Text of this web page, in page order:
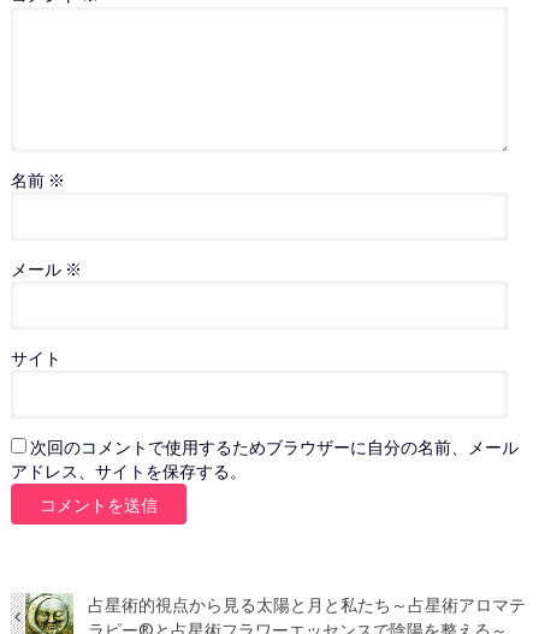
名前 ※
メール ※
サイト
次回のコメントで使用するためブラウザーに自分の名前、メール
アドレス、サイトを保存する。
占星術的視点から見る太陽と月と私たち～占星術アロマテ
ラピー®と占星術フラワーエッセンスで陰陽を整える～